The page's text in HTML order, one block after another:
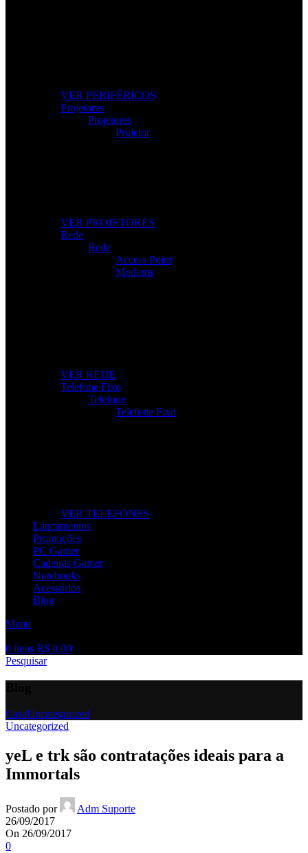
VER PERIFÉRICOS
Projetores
Projetores
Projetor
VER PROJETORES
Rede
Rede
Access Point
Modems
VER REDE
Telefone Fixo
Telefone
Telefone Fixo
VER TELEFONES
Lançamentos
Promoções
PC Gamer
Cadeiras Gamer
Notebooks
Acessórios
Blog
Menu
0 itens R$ 0,00
Pesquisar
CasaUncategorized
Uncategorized
yeL e trk são contratações ideais para a
Immortals
Postado por
Adm Suporte
26/09/2017
On 26/09/2017
0